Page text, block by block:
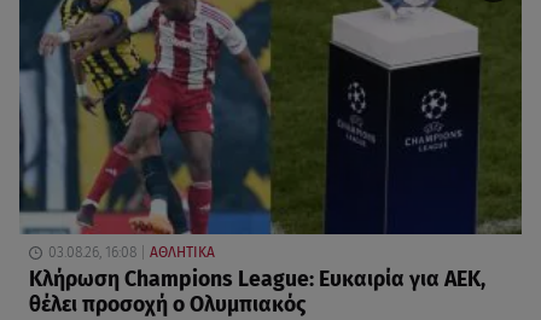
03.08.26, 16:08 ΑΘΛΗΤΙΚΑ
Κλήρωση Champions League: Ευκαιρία για ΑΕΚ,
θέλει προσοχή ο Ολυμπιακός